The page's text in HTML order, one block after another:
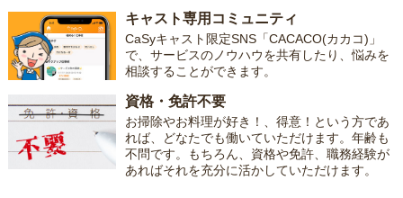
キャスト専用コミュニティ
CaSyキャスト限定SNS「CACACO(カカコ)」
で、サービスのノウハウを共有したり、悩みを
相談することができます。
資格・免許不要
お掃除やお料理が好き！、得意！という方であ
れば、どなたでも働いていただけます。年齢も
不問です。もちろん、資格や免許、職務経験が
あればそれを充分に活かしていただけます。